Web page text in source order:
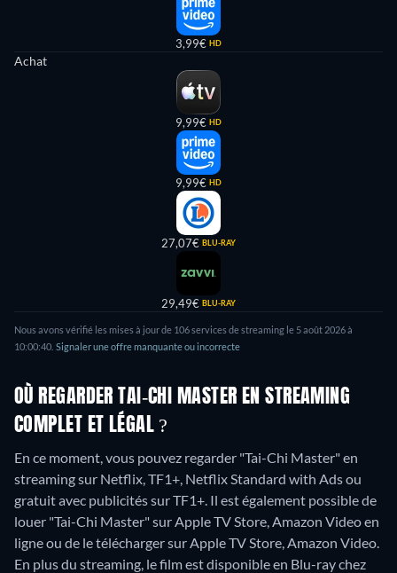
3,99€ HD
Achat
9,99€ HD
9,99€ HD
27,07€ BLU-RAY
29,49€ BLU-RAY
Nous avons vérifié les mises à jour de 106services de streaming le 5 août 2026à
10:00:40 Signaler une offre manquante ou incorrecte
OÙ REGARDER TAI-CHI MASTER EN STREAMING
COMPLET ET LÉGAL ?
En ce moment, vous pouvez regarder "Tai-Chi Master" en
streaming sur Netflix, TF1+, Netflix Standard with Ads ou
gratuit avec publicités sur TF1+. Il est également possible de
louer "Tai-Chi Master" sur Apple TV Store, Amazon Video en
ligne ou de le télécharger sur Apple TV Store, Amazon Video.
En plus du streaming, le film est disponible en Blu-ray chez